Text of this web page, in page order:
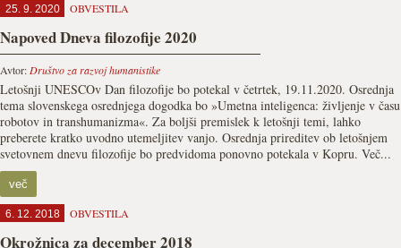
25. 9. 2020 OBVESTILA
Napoved Dneva filozofije 2020
Avtor: Društvo za razvoj humanistike
Letošnji UNESCOv Dan filozofije bo potekal v četrtek, 19.11.2020. Osrednja
tema slovenskega osrednjega dogodka bo »Umetna inteligenca: življenje v času
robotov in transhumanizma«. Za boljši premislek k letošnji temi, lahko
preberete kratko uvodno utemeljitev vanjo. Osrednja prireditev ob letošnjem
svetovnem dnevu filozofije bo predvidoma ponovno potekala v Kopru. Več...
več
6. 12. 2018 OBVESTILA
Okrožnica za december 2018